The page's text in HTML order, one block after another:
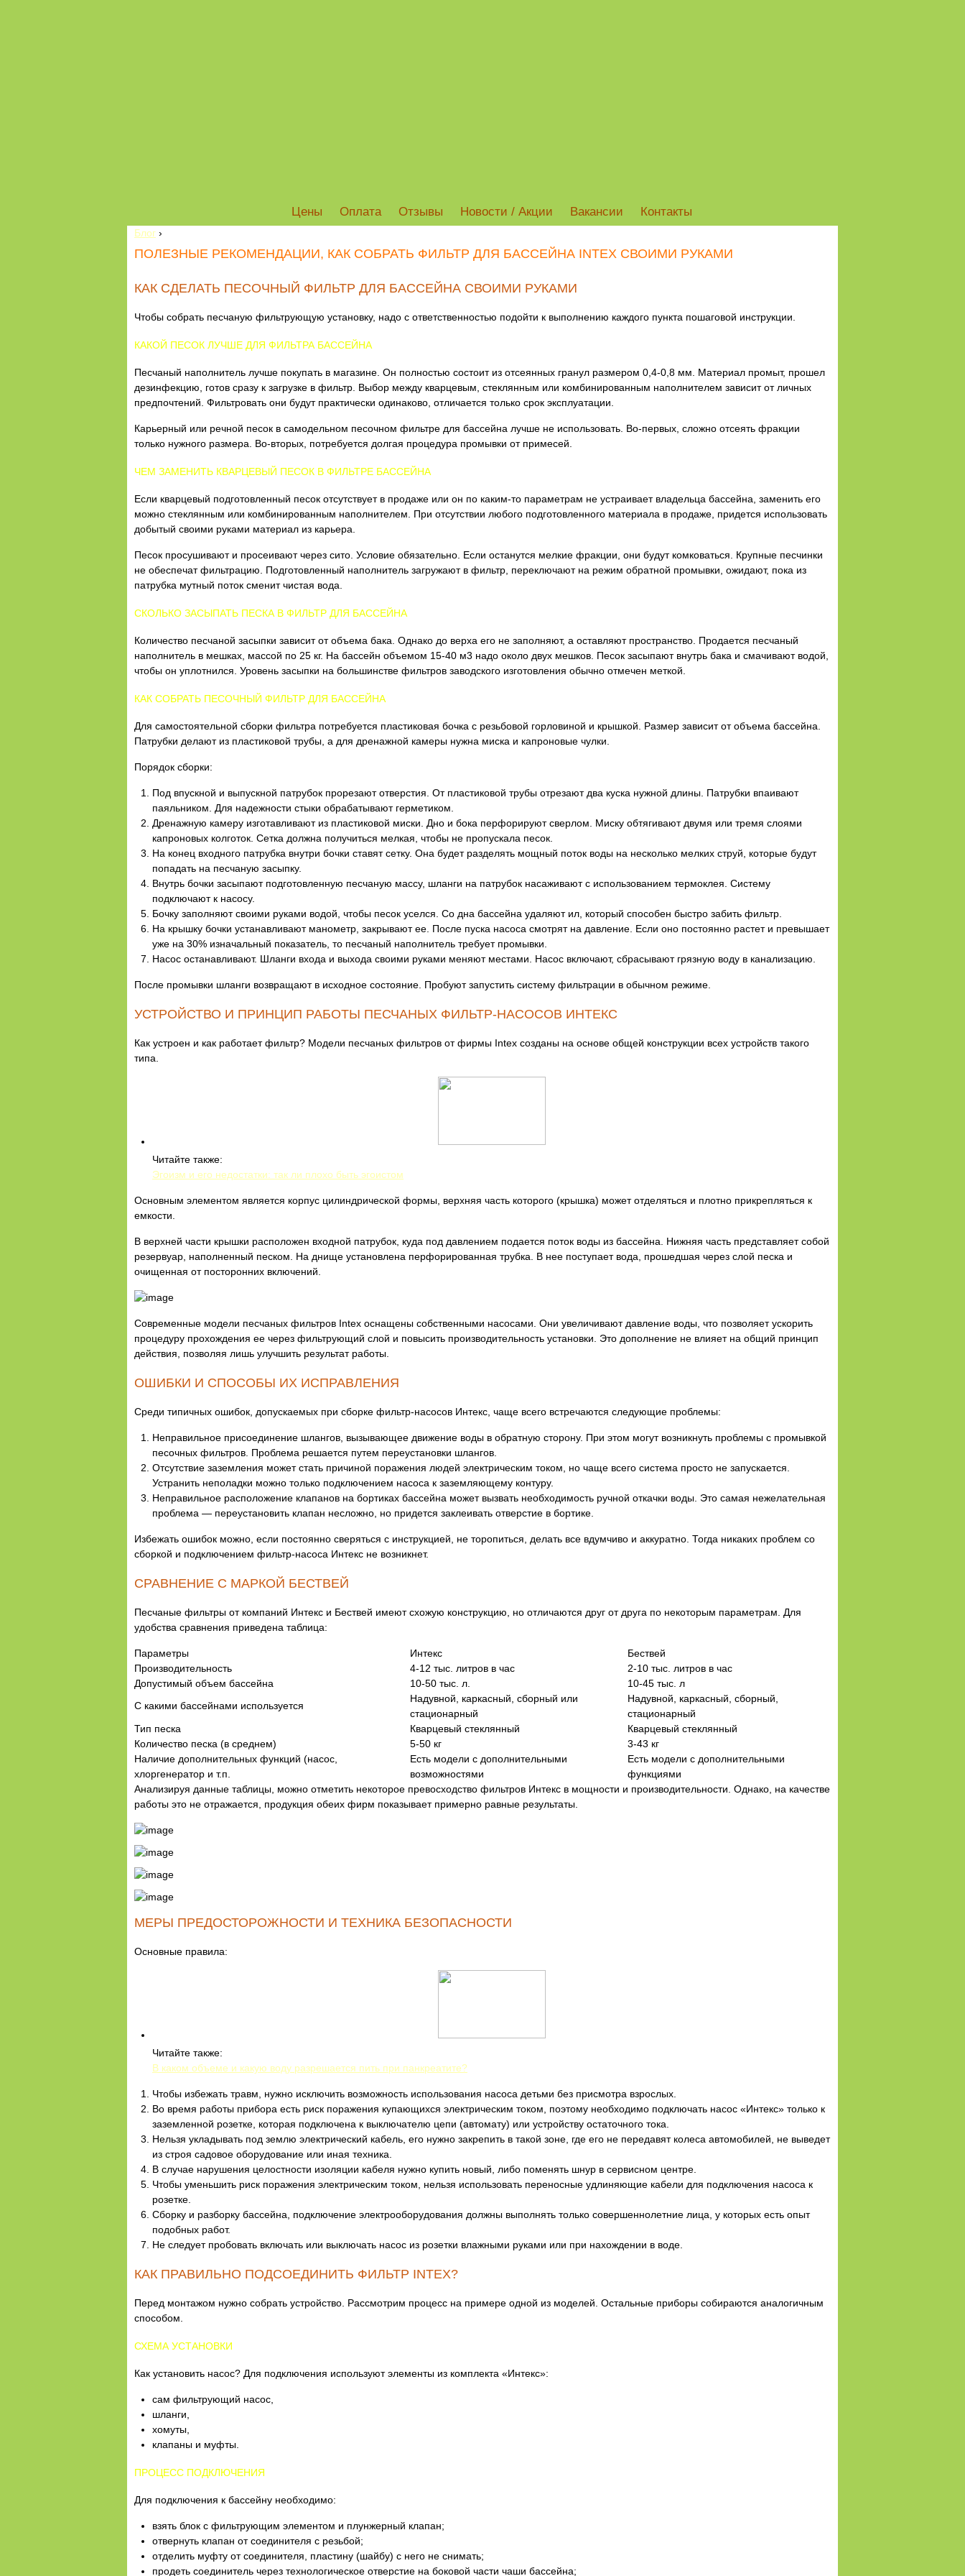
Цены Оплата Отзывы Новости / Акции Вакансии Контакты
Блог ›
ПОЛЕЗНЫЕ РЕКОМЕНДАЦИИ, КАК СОБРАТЬ ФИЛЬТР ДЛЯ БАССЕЙНА INTEX СВОИМИ РУКАМИ
КАК СДЕЛАТЬ ПЕСОЧНЫЙ ФИЛЬТР ДЛЯ БАССЕЙНА СВОИМИ РУКАМИ
Чтобы собрать песчаную фильтрующую установку, надо с ответственностью подойти к выполнению каждого пункта пошаговой инструкции.
КАКОЙ ПЕСОК ЛУЧШЕ ДЛЯ ФИЛЬТРА БАССЕЙНА
Песчаный наполнитель лучше покупать в магазине. Он полностью состоит из отсеянных гранул размером 0,4-0,8 мм. Материал промыт, прошел
дезинфекцию, готов сразу к загрузке в фильтр. Выбор между кварцевым, стеклянным или комбинированным наполнителем зависит от личных
предпочтений. Фильтровать они будут практически одинаково, отличается только срок эксплуатации.
Карьерный или речной песок в самодельном песочном фильтре для бассейна лучше не использовать. Во-первых, сложно отсеять фракции
только нужного размера. Во-вторых, потребуется долгая процедура промывки от примесей.
ЧЕМ ЗАМЕНИТЬ КВАРЦЕВЫЙ ПЕСОК В ФИЛЬТРЕ БАССЕЙНА
Если кварцевый подготовленный песок отсутствует в продаже или он по каким-то параметрам не устраивает владельца бассейна, заменить его
можно стеклянным или комбинированным наполнителем. При отсутствии любого подготовленного материала в продаже, придется использовать
добытый своими руками материал из карьера.
Песок просушивают и просеивают через сито. Условие обязательно. Если останутся мелкие фракции, они будут комковаться. Крупные песчинки
не обеспечат фильтрацию. Подготовленный наполнитель загружают в фильтр, переключают на режим обратной промывки, ожидают, пока из
патрубка мутный поток сменит чистая вода.
СКОЛЬКО ЗАСЫПАТЬ ПЕСКА В ФИЛЬТР ДЛЯ БАССЕЙНА
Количество песчаной засыпки зависит от объема бака. Однако до верха его не заполняют, а оставляют пространство. Продается песчаный
наполнитель в мешках, массой по 25 кг. На бассейн объемом 15-40 м3 надо около двух мешков. Песок засыпают внутрь бака и смачивают водой,
чтобы он уплотнился. Уровень засыпки на большинстве фильтров заводского изготовления обычно отмечен меткой.
КАК СОБРАТЬ ПЕСОЧНЫЙ ФИЛЬТР ДЛЯ БАССЕЙНА
Для самостоятельной сборки фильтра потребуется пластиковая бочка с резьбовой горловиной и крышкой. Размер зависит от объема бассейна.
Патрубки делают из пластиковой трубы, а для дренажной камеры нужна миска и капроновые чулки.
Порядок сборки:
Под впускной и выпускной патрубок прорезают отверстия. От пластиковой трубы отрезают два куска нужной длины. Патрубки впаивают
паяльником. Для надежности стыки обрабатывают герметиком.
Дренажную камеру изготавливают из пластиковой миски. Дно и бока перфорируют сверлом. Миску обтягивают двумя или тремя слоями
капроновых колготок. Сетка должна получиться мелкая, чтобы не пропускала песок.
На конец входного патрубка внутри бочки ставят сетку. Она будет разделять мощный поток воды на несколько мелких струй, которые будут
попадать на песчаную засыпку.
Внутрь бочки засыпают подготовленную песчаную массу, шланги на патрубок насаживают с использованием термоклея. Систему
подключают к насосу.
Бочку заполняют своими руками водой, чтобы песок уселся. Со дна бассейна удаляют ил, который способен быстро забить фильтр.
На крышку бочки устанавливают манометр, закрывают ее. После пуска насоса смотрят на давление. Если оно постоянно растет и превышает
уже на 30% изначальный показатель, то песчаный наполнитель требует промывки.
Насос останавливают. Шланги входа и выхода своими руками меняют местами. Насос включают, сбрасывают грязную воду в канализацию.
После промывки шланги возвращают в исходное состояние. Пробуют запустить систему фильтрации в обычном режиме.
УСТРОЙСТВО И ПРИНЦИП РАБОТЫ ПЕСЧАНЫХ ФИЛЬТР-НАСОСОВ ИНТЕКС
Как устроен и как работает фильтр? Модели песчаных фильтров от фирмы Intex созданы на основе общей конструкции всех устройств такого
типа.
Читайте также:
Эгоизм и его недостатки: так ли плохо быть эгоистом
Основным элементом является корпус цилиндрической формы, верхняя часть которого (крышка) может отделяться и плотно прикрепляться к
емкости.
В верхней части крышки расположен входной патрубок, куда под давлением подается поток воды из бассейна. Нижняя часть представляет собой
резервуар, наполненный песком. На днище установлена перфорированная трубка. В нее поступает вода, прошедшая через слой песка и
очищенная от посторонних включений.
Современные модели песчаных фильтров Intex оснащены собственными насосами. Они увеличивают давление воды, что позволяет ускорить
процедуру прохождения ее через фильтрующий слой и повысить производительность установки. Это дополнение не влияет на общий принцип
действия, позволяя лишь улучшить результат работы.
ОШИБКИ И СПОСОБЫ ИХ ИСПРАВЛЕНИЯ
Среди типичных ошибок, допускаемых при сборке фильтр-насосов Интекс, чаще всего встречаются следующие проблемы:
Неправильное присоединение шлангов, вызывающее движение воды в обратную сторону. При этом могут возникнуть проблемы с промывкой
песочных фильтров. Проблема решается путем переустановки шлангов.
Отсутствие заземления может стать причиной поражения людей электрическим током, но чаще всего система просто не запускается.
Устранить неполадки можно только подключением насоса к заземляющему контуру.
Неправильное расположение клапанов на бортиках бассейна может вызвать необходимость ручной откачки воды. Это самая нежелательная
проблема — переустановить клапан несложно, но придется заклеивать отверстие в бортике.
Избежать ошибок можно, если постоянно сверяться с инструкцией, не торопиться, делать все вдумчиво и аккуратно. Тогда никаких проблем со
сборкой и подключением фильтр-насоса Интекс не возникнет.
СРАВНЕНИЕ С МАРКОЙ БЕСТВЕЙ
Песчаные фильтры от компаний Интекс и Бествей имеют схожую конструкцию, но отличаются друг от друга по некоторым параметрам. Для
удобства сравнения приведена таблица:
Параметры Интекс
Бествей
Производительность
4-12 тыс. литров в час
2-10 тыс. литров в час
Допустимый объем бассейна
10-50 тыс. л.
10-45 тыс. л
С какими бассейнами используется
Надувной, каркасный, сборный или
стационарный
Надувной, каркасный, сборный,
стационарный
Тип песка
Кварцевый стеклянный
Кварцевый стеклянный
Количество песка (в среднем)
5-50 кг
3-43 кг
Наличие дополнительных функций (насос,
хлоргенератор и т.п.
Есть модели с дополнительными
возможностями
Есть модели с дополнительными
функциями
Анализируя данные таблицы, можно отметить некоторое превосходство фильтров Интекс в мощности и производительности. Однако, на качестве
работы это не отражается, продукция обеих фирм показывает примерно равные результаты.
МЕРЫ ПРЕДОСТОРОЖНОСТИ И ТЕХНИКА БЕЗОПАСНОСТИ
Основные правила:
Читайте также:
В каком объеме и какую воду разрешается пить при панкреатите?
Чтобы избежать травм, нужно исключить возможность использования насоса детьми без присмотра взрослых.
Во время работы прибора есть риск поражения купающихся электрическим током, поэтому необходимо подключать насос «Интекс» только к
заземленной розетке, которая подключена к выключателю цепи (автомату) или устройству остаточного тока.
Нельзя укладывать под землю электрический кабель, его нужно закрепить в такой зоне, где его не передавят колеса автомобилей, не выведет
из строя садовое оборудование или иная техника.
В случае нарушения целостности изоляции кабеля нужно купить новый, либо поменять шнур в сервисном центре.
Чтобы уменьшить риск поражения электрическим током, нельзя использовать переносные удлиняющие кабели для подключения насоса к
розетке.
Сборку и разборку бассейна, подключение электрооборудования должны выполнять только совершеннолетние лица, у которых есть опыт
подобных работ.
Не следует пробовать включать или выключать насос из розетки влажными руками или при нахождении в воде.
КАК ПРАВИЛЬНО ПОДСОЕДИНИТЬ ФИЛЬТР INTEX?
Перед монтажом нужно собрать устройство. Рассмотрим процесс на примере одной из моделей. Остальные приборы собираются аналогичным
способом.
СХЕМА УСТАНОВКИ
Как установить насос? Для подключения используют элементы из комплекта «Интекс»:
сам фильтрующий насос,
шланги,
хомуты,
клапаны и муфты.
ПРОЦЕСС ПОДКЛЮЧЕНИЯ
Для подключения к бассейну необходимо:
взять блок с фильтрующим элементом и плунжерный клапан;
отвернуть клапан от соединителя с резьбой;
отделить муфту от соединителя, пластину (шайбу) с него не снимать;
продеть соединитель через технологическое отверстие на боковой части чаши бассейна;